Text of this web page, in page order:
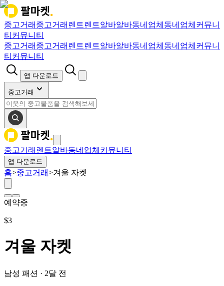
중고거래 중고거래 렌트렌트알바알바동네업체 동네업체 커뮤니
티 커뮤니티
중고거래 중고거래 렌트렌트알바알바동네업체 동네업체 커뮤니
티 커뮤니티
앱 다운로드
중고거래
중고거래 렌트알바동네업체 커뮤니티
앱 다운로드
홈>중고거래>겨울 자켓
예약중
$3
겨울 자켓
남성 패션 · 2달 전